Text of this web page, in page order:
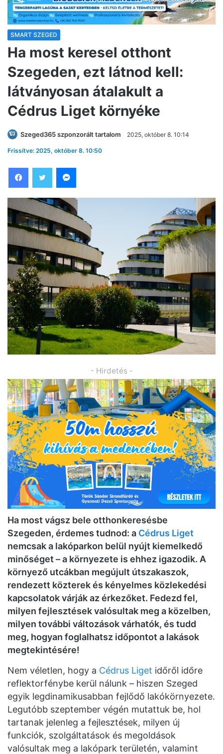
SMART SZEGED
Ha most keresel otthont
Szegeden, ezt látnod kell:
látványosan átalakult a
Cédrus Liget környéke
Szeged365 szponzorált tartalom 2025, október 8. 10:14
Frissítve: 2025, október 8. 10:50
- Hirdetés -
Ha most vágsz bele otthonkeresésbe
Szegeden, érdemes tudnod: a Cédrus Liget
nemcsak a lakóparkon belül nyújt kiemelkedő
minőséget – a környezete is ehhez igazodik. A
környező utcákban megújult útszakaszok,
rendezett közterek és kényelmes közlekedési
kapcsolatok várják az érkezőket. Fedezd fel,
milyen fejlesztések valósultak meg a közelben,
milyen további változások várhatók, és tudd
meg, hogyan foglalhatsz időpontot a lakások
megtekintésére!
Nem véletlen, hogy a Cédrus Liget időről időre
reflektorfénybe kerül nálunk – hiszen Szeged
egyik legdinamikusabban fejlődő lakókörnyezete.
Legutóbb szeptember végén mutattuk be, hol
tartanak jelenleg a fejlesztések, milyen új
funkciók, szolgáltatások és megoldások
valósultak meg a lakópark területén, valamint